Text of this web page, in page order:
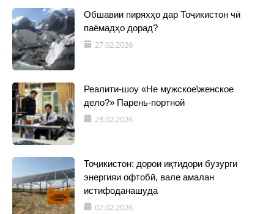
Обшавии пиряхҳо дар Тоҷикистон чӣ
паёмадҳо дорад?
27.02.2026
Реалити-шоу «Не мужское\женское
дело?» Парень-портной
23.02.2026
Тоҷикистон: дорои иқтидори бузурги
энергияи офтобӣ, вале амалан
истифоданашуда
02.02.2026